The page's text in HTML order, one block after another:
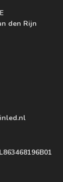
den Rijn